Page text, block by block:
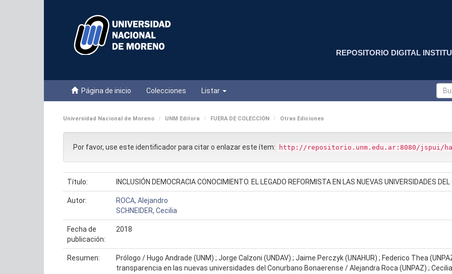
REPOSITORIO DIGITAL
Página de inicio Colecciones Listar
Universidad Nacional de Moreno UNM Editora FUERA DE COLECCIÓN Otras Ediciones
Por favor, use este identificador para citar o enlazar este ítem: http://repositorio.unm.edu.ar:8080/jspui/
Título: INCLUSIÓN DEMOCRACIA CONOCIMIENTO. EL LEGADO REFORMISTA EN LAS NUEVAS UNIVERSIDADES
Autor:
ROCA, Alejandro
SCHNEIDER, Cecilia
Fecha de
publicación:
2018
Resumen:
Prólogo / Hugo Andrade (UNM) ; Jorge Calzoni (UNDAV) ; Jaime Perczyk (UNAHUR) ; Federico Thea
transparencia en las nuevas universidades del Conurbano Bonaerense / Alejandra Roca (UNPAZ) ;